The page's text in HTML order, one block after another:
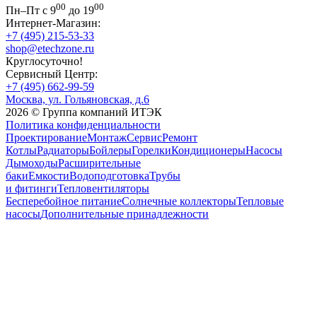
Пн–Пт с 900 до 1900
Интернет-Магазин:
+7 (495) 215-53-33
shop@etechzone.ru
Круглосуточно!
Сервисный Центр:
+7 (495) 662-99-59
Москва, ул. Гольяновская, д.6
2026 © Группа компаний ИТЭК
Политика конфиденциальности
ПроектированиеМонтажСервисРемонт
КотлыРадиаторыБойлерыГорелкиКондиционерыНасосы
ДымоходыРасширительные
бакиЕмкостиВодоподготовкаТрубы
и фитингиТепловентиляторы
Бесперебойное питаниеСолнечные коллекторыТепловые
насосыДополнительные принадлежности